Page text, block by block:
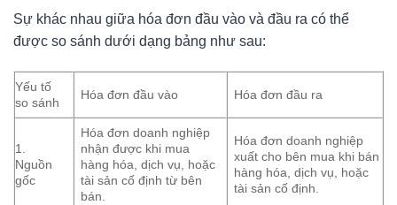
Sự khác nhau giữa hóa đơn đầu vào và đầu ra có thể
được so sánh dưới dạng bảng như sau:
Yếu tố
so sánh
Hóa đơn đầu vào Hóa đơn đầu ra
1.
Nguồn
gốc
Hóa đơn doanh nghiệp
nhận được khi mua
hàng hóa, dịch vụ, hoặc
tài sản cố định từ bên
bán.
Hóa đơn doanh nghiệp
xuất cho bên mua khi bán
hàng hóa, dịch vụ, hoặc
tài sản cố định.